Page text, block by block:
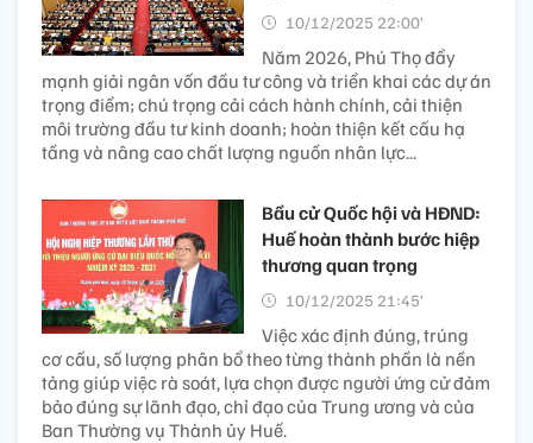
10/12/2025 22:00’
Năm 2026, Phú Thọ đẩy
mạnh giải ngân vốn đầu tư công và triển khai các dự án
trọng điểm; chú trọng cải cách hành chính, cải thiện
môi trường đầu tư kinh doanh; hoàn thiện kết cấu hạ
tầng và nâng cao chất lượng nguồn nhân lực...
Bầu cử Quốc hội và HĐND:
Huế hoàn thành bước hiệp
thương quan trọng
10/12/2025 21:45’
Việc xác định đúng, trúng
cơ cấu, số lượng phân bổ theo từng thành phần là nền
tảng giúp việc rà soát, lựa chọn được người ứng cử đảm
bảo đúng sự lãnh đạo, chỉ đạo của Trung ương và của
Ban Thường vụ Thành ủy Huế.